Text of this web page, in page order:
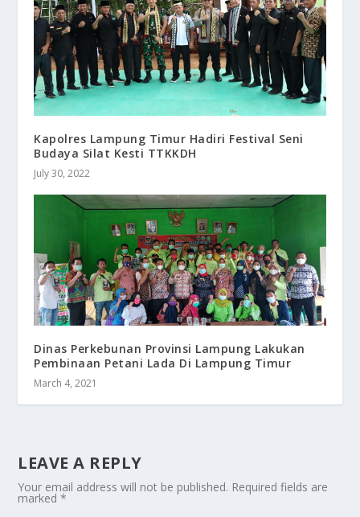
Kapolres Lampung Timur Hadiri Festival Seni
Budaya Silat Kesti TTKKDH
July 30, 2022
Dinas Perkebunan Provinsi Lampung Lakukan
Pembinaan Petani Lada Di Lampung Timur
March 4, 2021
LEAVE A REPLY
Your email address will not be published. Required fields are
marked*